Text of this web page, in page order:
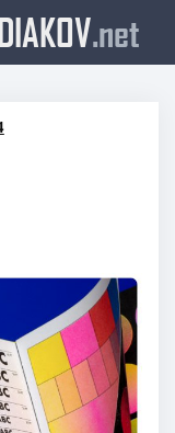
.net